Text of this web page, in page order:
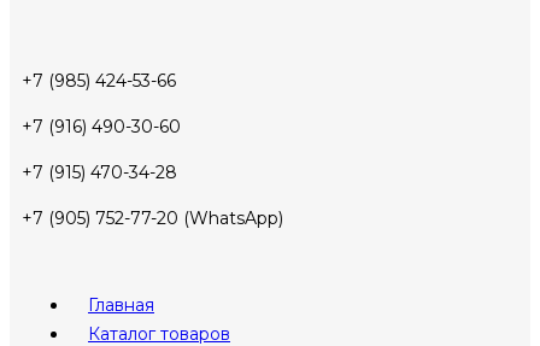
+7 (985) 424-53-66
+7 (916) 490-30-60
+7 (915) 470-34-28
+7 (905) 752-77-20 (WhatsApp)
Меню
Главная
Каталог товаров